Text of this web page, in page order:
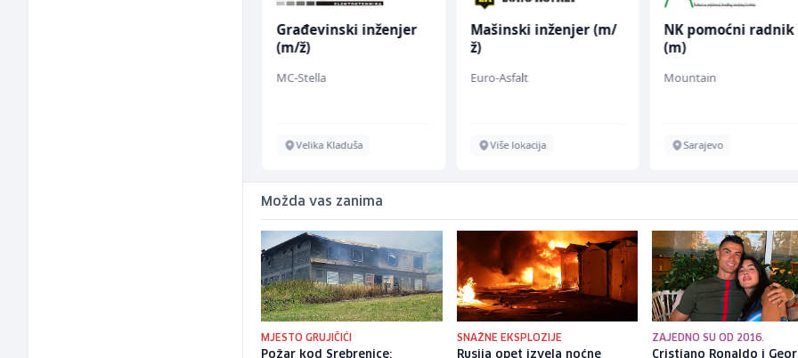
Građevinski inženjer
(m/ž)
MC-Stella
Velika Kladuša
Mašinski inženjer (m/
ž)
Euro-Asfalt
Više lokacija
NK pomoćni radnik
(m)
Mountain
Sarajevo
Možda vas zanima
MJESTO GRUJIČIĆI
Požar kod Srebrenice:
SNAŽNE EKSPLOZIJE
Rusija opet izvela noćne
ZAJEDNO SU OD 2016.
Cristiano Ronaldo i